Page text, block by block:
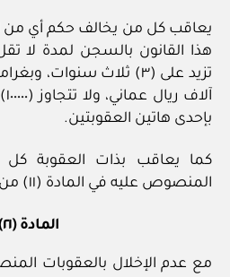
بإحدى هاتين العقوبتين.
كما يعاقب بذات العقوبة كل
المنصوص عليه في المادة (١١) من هذا القانون.
المادة (٢١)
مع عدم الإخلال بالعقوبات